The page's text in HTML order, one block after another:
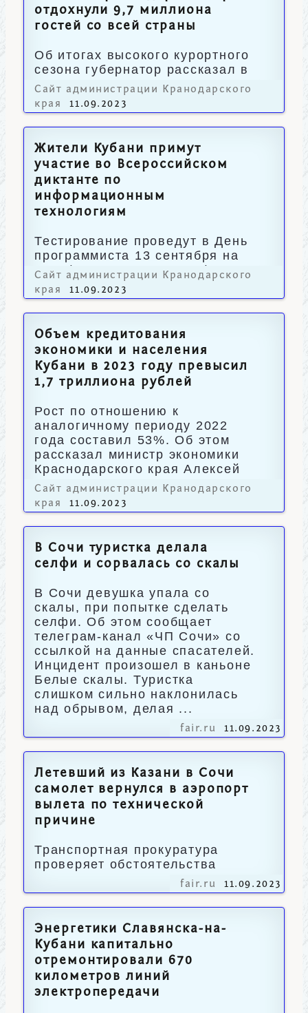
отдохнули 9,7 миллиона
гостей со всей страны
Об итогах высокого курортного
сезона губернатор рассказал в
своих соцсетях.
Сайт администрации Кранодарского
края
11.09.2023
Жители Кубани примут
участие во Всероссийском
диктанте по
информационным
технологиям
Тестирование проведут в День
программиста 13 сентября на
платформе ит-диктант.рф.
Сайт администрации Кранодарского
края
11.09.2023
Объем кредитования
экономики и населения
Кубани в 2023 году превысил
1,7 триллиона рублей
Рост по отношению к
аналогичному периоду 2022
года составил 53%. Об этом
рассказал министр экономики
Краснодарского края Алексей
Юртаев.
Сайт администрации Кранодарского
края
11.09.2023
В Сочи туристка делала
селфи и сорвалась со скалы
В Сочи девушка упала со
скалы, при попытке сделать
селфи. Об этом сообщает
телеграм-канал «ЧП Сочи» со
ссылкой на данные спасателей.
Инцидент произошел в каньоне
Белые скалы. Туристка
слишком сильно наклонилась
над обрывом, делая ...
fair.ru 11.09.2023
Летевший из Казани в Сочи
самолет вернулся в аэропорт
вылета по технической
причине
Транспортная прокуратура
проверяет обстоятельства
fair.ru 11.09.2023
Энергетики Славянска-на-
Кубани капитально
отремонтировали 670
километров линий
электропередачи